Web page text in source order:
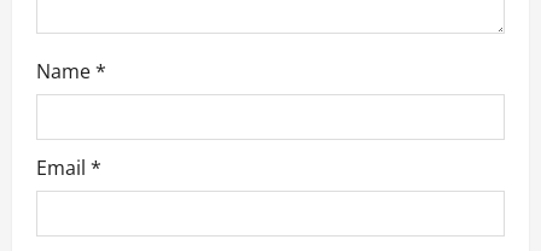
o
n
Name*
Email *